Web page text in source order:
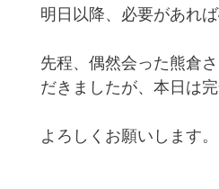
明日以降、必要があれ
先程、偶然会った熊倉
だきましたが、本日は
よろしくお願いします。